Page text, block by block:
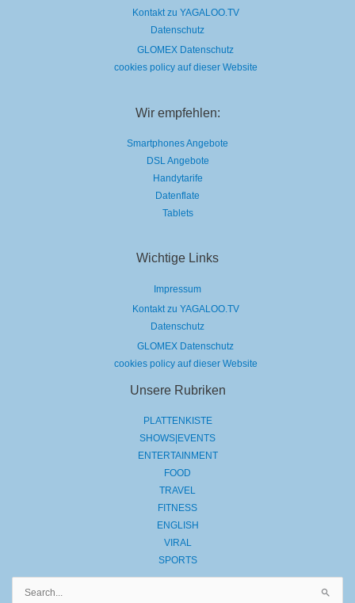
Kontakt zu YAGALOO.TV
Datenschutz
GLOMEX Datenschutz
cookies policy auf dieser Website
Wir empfehlen:
Smartphones Angebote
DSL Angebote
Handytarife
Datenflate
Tablets
Wichtige Links
Impressum
Kontakt zu YAGALOO.TV
Datenschutz
GLOMEX Datenschutz
cookies policy auf dieser Website
Unsere Rubriken
PLATTENKISTE
SHOWS|EVENTS
ENTERTAINMENT
FOOD
TRAVEL
FITNESS
ENGLISH
VIRAL
SPORTS